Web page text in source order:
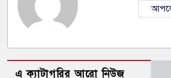
এ ক্যাটাগরির আরো নিউজ